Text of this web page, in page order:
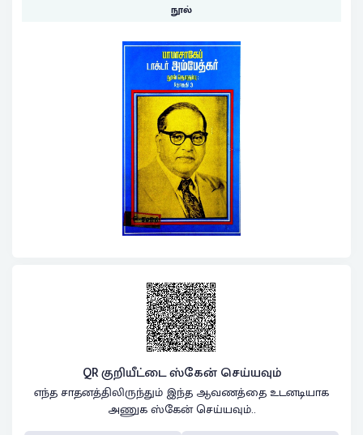
நூல்
QR குறியீட்டை ஸ்கேன் செய்யவும்
எந்த சாதனத்திலிருந்தும் இந்த ஆவணத்தை உடனடியாக
அணுக ஸ்கேன் செய்யவும்..